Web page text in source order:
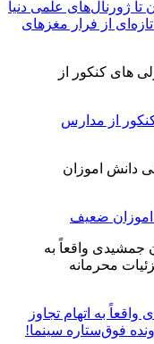
ژورنال‌های علمی دنیا
از فرار مغزهای
کنکور از مدارس
ضعیف
به اتهام تجاوز
فوق‌ستاره سینما!